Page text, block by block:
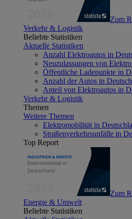
Zum
Verkehr & Logistik
Beliebte Statistiken
Aktuelle Statistiken
Anzahl Elektroautos in
Neuzulassungen von
Öffentliche Ladepunkte in
Anzahl der Autos in
Anteil von Elektroautos in
Verkehr & Logistik
Themen
Weitere Themen
Elektromobilität in
Straßenverkehrsunfälle in
Top Report
Zum
Energie & Umwelt
Beliebte Statistiken